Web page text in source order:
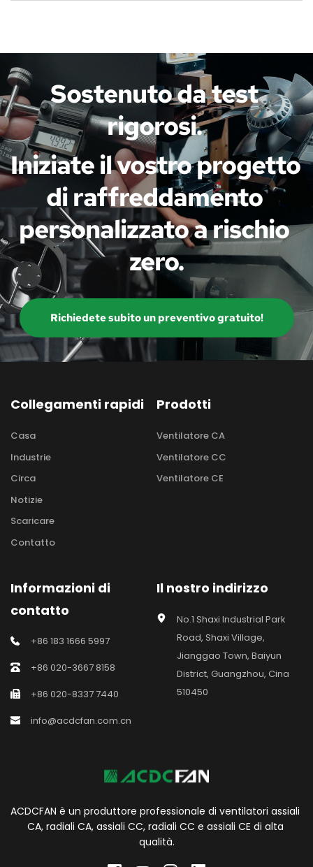
Sostenuto da test
rigorosi.
Iniziate il vostro progetto
di raffreddamento
personalizzato a rischio
zero.
Richiedete subito un preventivo gratuito!
Collegamenti rapidi
Casa
Industrie
Circa
Notizie
Scaricare
Contatto
Prodotti
Ventilatore CA
Ventilatore CC
Ventilatore CE
Informazioni di
contatto
+86 183 1666 5997
+86 020-3667 8158
+86 020-8337 7440
info@acdcfan.com.cn
Il nostro indirizzo
No.1 Shaxi Industrial Park
Road, Shaxi Village,
Jianggao Town, Baiyun
District, Guangzhou, Cina
510450
ACDCFAN è un produttore professionale di ventilatori assiali
CA, radiali CA, assiali CC, radiali CC e assiali CE di alta
qualità.